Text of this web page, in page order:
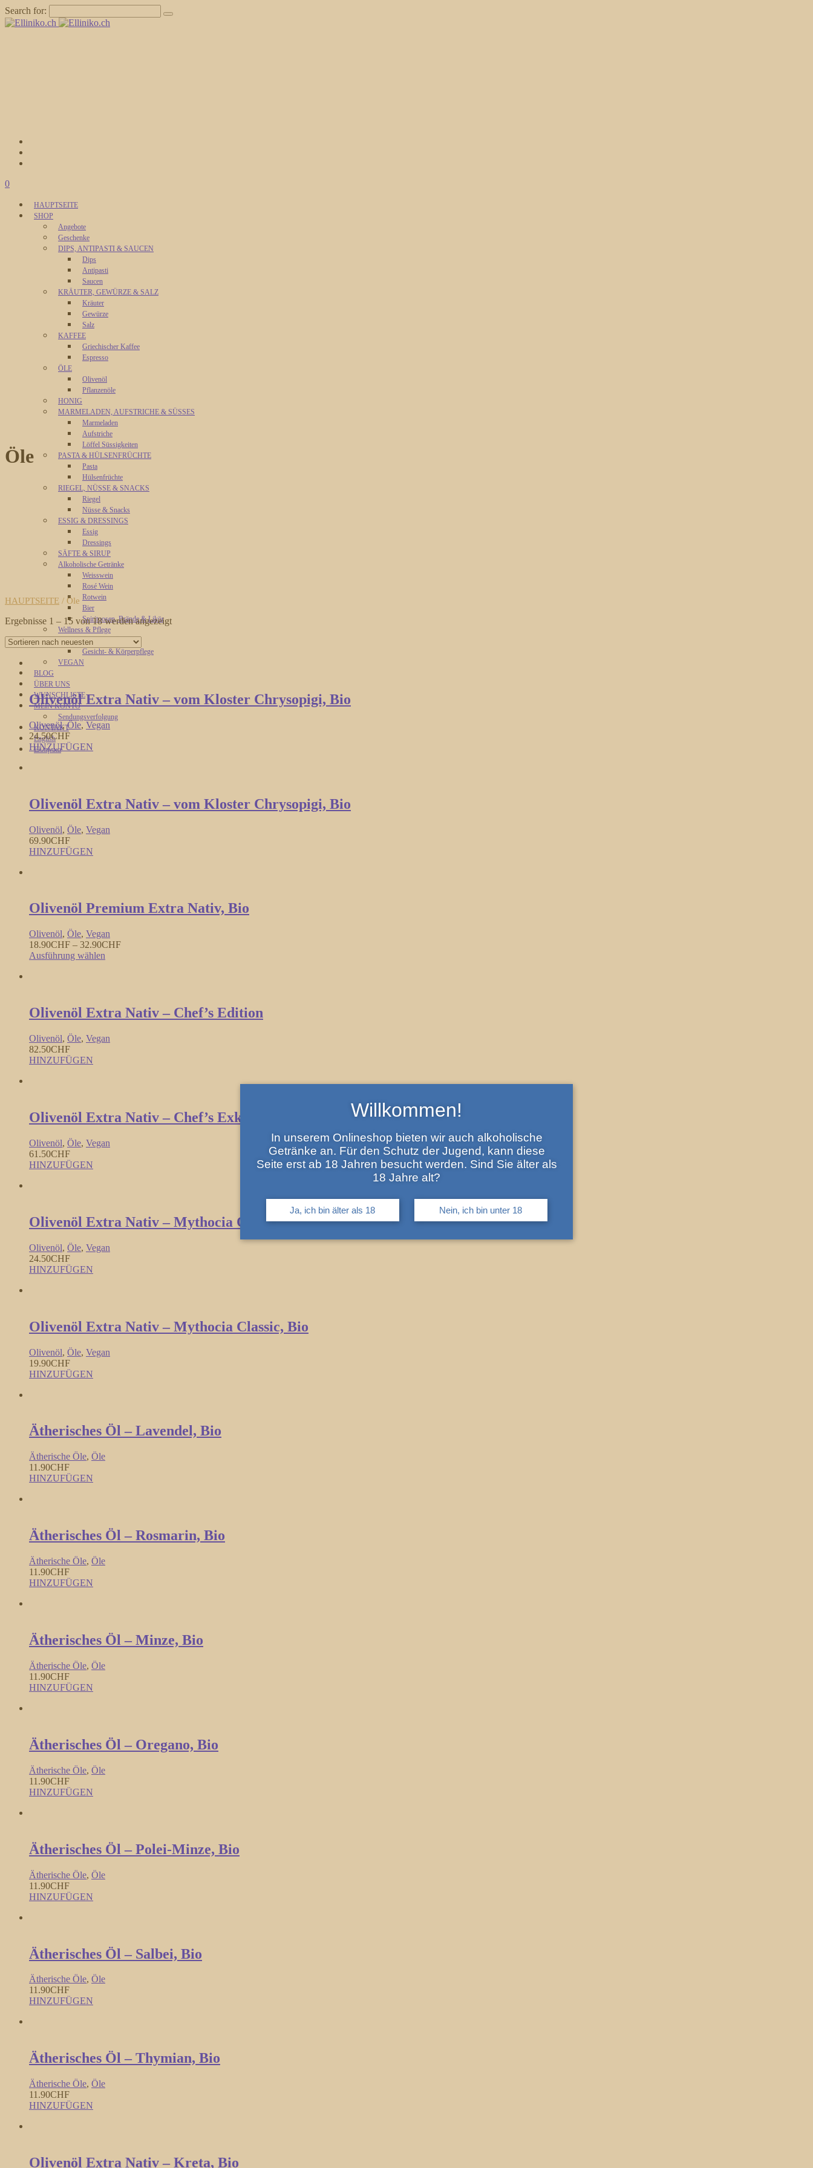
Search for:
0
HAUPTSEITE
SHOP
Angebote
Geschenke
DIPS, ANTIPASTI & SAUCEN
Dips
Antipasti
Saucen
KRÄUTER, GEWÜRZE & SALZ
Kräuter
Gewürze
Salz
KAFFEE
Griechischer Kaffee
Espresso
ÖLE
Olivenöl
Pflanzenöle
HONIG
MARMELADEN, AUFSTRICHE & SÜSSES
Marmeladen
Aufstriche
Löffel Süssigkeiten
PASTA & HÜLSENFRÜCHTE
Pasta
Hülsenfrüchte
RIEGEL, NÜSSE & SNACKS
Riegel
Nüsse & Snacks
ESSIG & DRESSINGS
Essig
Dressings
SÄFTE & SIRUP
Alkoholische Getränke
Weisswein
Rosé Wein
Rotwein
Bier
Spirituosen, Brände & Likör
Wellness & Pflege
Ätherische Öle
Gesicht- & Körperpflege
VEGAN
BLOG
ÜBER UNS
WUNSCHLISTE
MEIN KONTO
Sendungsverfolgung
KONTAKT
English
Ελληνικα
Öle
HAUPTSEITE / Öle
Ergebnisse 1 – 15 von 18 werden angezeigt
Olivenöl Extra Nativ – vom Kloster Chrysopigi, Bio
Olivenöl,Öle, Vegan
24.50CHF
HINZUFÜGEN
Olivenöl Extra Nativ – vom Kloster Chrysopigi, Bio
Olivenöl, Öle, Vegan
69.90CHF
HINZUFÜGEN
Olivenöl Premium Extra Nativ, Bio
Olivenöl, Öle, Vegan
18.90CHF – 32.90CHF
Ausführung wählen
Olivenöl Extra Nativ – Chef’s Edition
Olivenöl, Öle, Vegan
82.50CHF
HINZUFÜGEN
Olivenöl Extra Nativ – Chef’s Exklusiv
Olivenöl, Öle, Vegan
61.50CHF
HINZUFÜGEN
Olivenöl Extra Nativ – Mythocia Olympia PGI, Bio
Olivenöl, Öle, Vegan
24.50CHF
HINZUFÜGEN
Olivenöl Extra Nativ – Mythocia Classic, Bio
Olivenöl, Öle, Vegan
19.90CHF
HINZUFÜGEN
Ätherisches Öl – Lavendel, Bio
Ätherische Öle, Öle
11.90CHF
HINZUFÜGEN
Ätherisches Öl – Rosmarin, Bio
Ätherische Öle, Öle
11.90CHF
HINZUFÜGEN
Ätherisches Öl – Minze, Bio
Ätherische Öle, Öle
11.90CHF
HINZUFÜGEN
Ätherisches Öl – Oregano, Bio
Ätherische Öle, Öle
11.90CHF
HINZUFÜGEN
Ätherisches Öl – Polei-Minze, Bio
Ätherische Öle, Öle
11.90CHF
HINZUFÜGEN
Ätherisches Öl – Salbei, Bio
Ätherische Öle, Öle
11.90CHF
HINZUFÜGEN
Ätherisches Öl – Thymian, Bio
Ätherische Öle, Öle
11.90CHF
HINZUFÜGEN
Olivenöl Extra Nativ – Kreta, Bio
Willkommen!
In unserem Onlineshop bieten wir auch alkoholische
Getränke an. Für den Schutz der Jugend, kann diese
Seite erst ab 18 Jahren besucht werden. Sind Sie älter als
18 Jahre alt?
Ja, ich bin älter als 18 Nein, ich bin unter 18